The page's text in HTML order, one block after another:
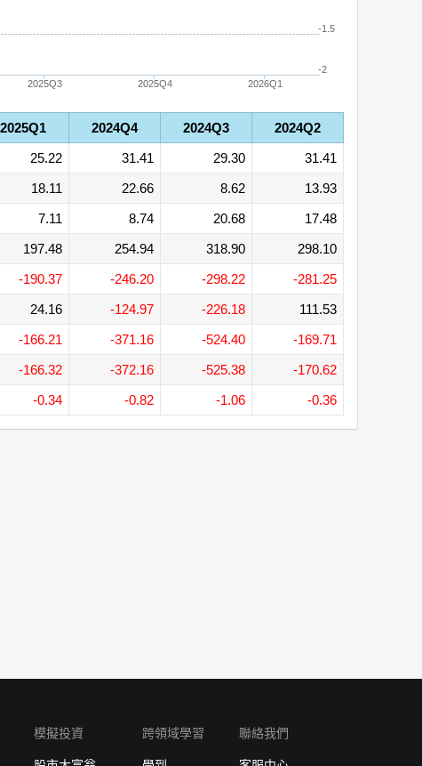
2025Q3 2025Q4 2026Q1
-2
-1.5
2025Q1 2024Q4 2024Q3
2024Q2
25.22 31.41 29.30
31.41
18.11 22.66 8.62
13.93
7.11 8.74 20.68
17.48
197.48 254.94 318.90
298.10
-190.37 -246.20 -298.22
-281.25
24.16 -124.97 -226.18
111.53
-166.21 -371.16 -524.40
-169.71
-166.32 -372.16 -525.38
-170.62
-0.34 -0.82 -1.06 -0.36
模擬投資 跨領域學習 聯絡我們